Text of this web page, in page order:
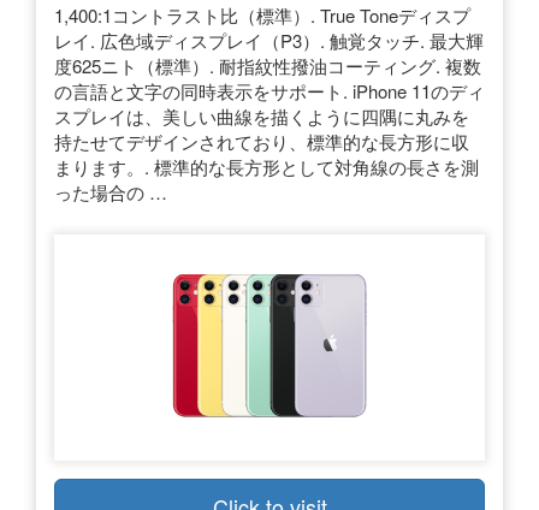
1,400:1コントラスト比（標準）. True Toneディスプ
レイ. 広色域ディスプレイ（P3）. 触覚タッチ. 最大輝
度625ニト（標準）. 耐指紋性撥油コーティング. 複数
の言語と文字の同時表示をサポート. iPhone 11のディ
スプレイは、美しい曲線を描くように四隅に丸みを
持たせてデザインされており、標準的な長方形に収
まります。. 標準的な長方形として対角線の長さを測
った場合の …